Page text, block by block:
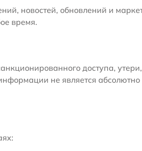
новостей, обновлений и
время.
доступа,
не является